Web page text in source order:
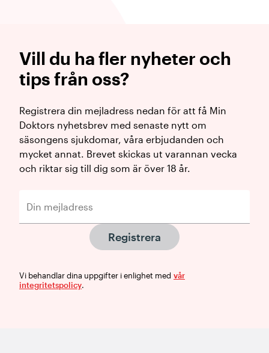
Vill du ha fler nyheter och
tips från oss?
Registrera din mejladress nedan för att få Min
Doktors nyhetsbrev med senaste nytt om
säsongens sjukdomar, våra erbjudanden och
mycket annat. Brevet skickas ut varannan vecka
och riktar sig till dig som är över 18 år.
Registrera
Vi behandlar dina uppgifter i enlighet med vår
integritetspolicy.